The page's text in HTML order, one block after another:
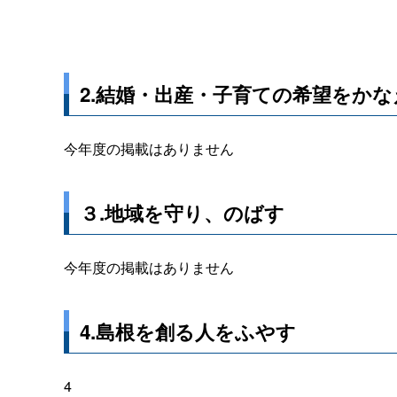
2.結婚・出産・子育ての希望をか
今年度の掲載はありません
３.地域を守り、のばす
今年度の掲載はありません
4.島根を創る人をふやす
4